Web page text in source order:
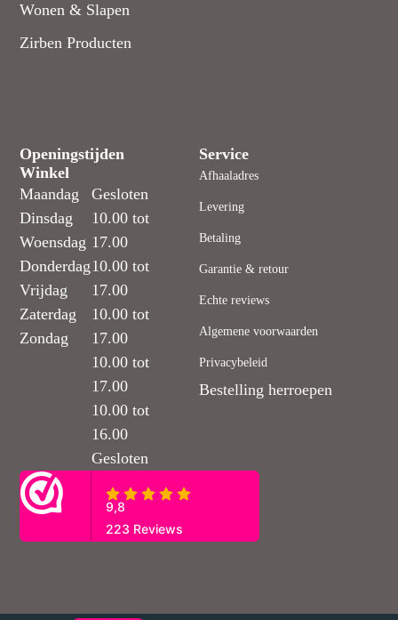
Wonen & Slapen
Zirben Producten
Openingstijden
Winkel
Maandag
Dinsdag
Woensdag
Donderdag
Vrijdag
Zaterdag
Zondag
Gesloten
10.00 tot
17.00
10.00 tot
17.00
10.00 tot
17.00
10.00 tot
17.00
10.00 tot
16.00
Gesloten
Service
Afhaaladres
Levering
Betaling
Garantie & retour
Echte reviews
Algemene voorwaarden
Privacybeleid
Bestelling herroepen